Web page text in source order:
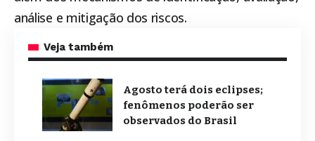
análise e mitigação dos riscos.
Veja também
Agosto terá dois eclipses;
fenômenos poderão ser
observados do Brasil